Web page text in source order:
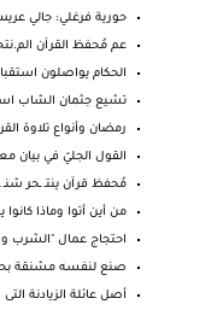
حورية فرغلي: جالي
عم مُحفظ القرآن
الحكام يواصلون
تشيع جثمان الشاب
رمضان وأنواع تلاوة
القول الجليّ في بيان
مُحفظ قرآن ينتـ ـحر
من أين أتوا وماذا
احتجاج عمال "الشرب
صنع لنفسه مشنقة
أصل عائلة الزيادنة